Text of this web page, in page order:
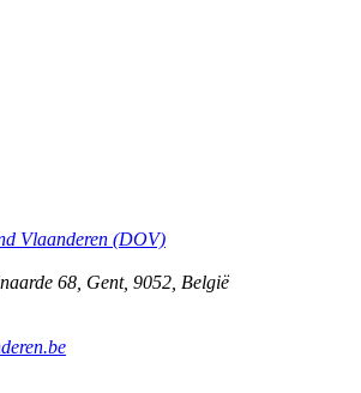
Vlaanderen (DOV)
68, Gent, 9052, België